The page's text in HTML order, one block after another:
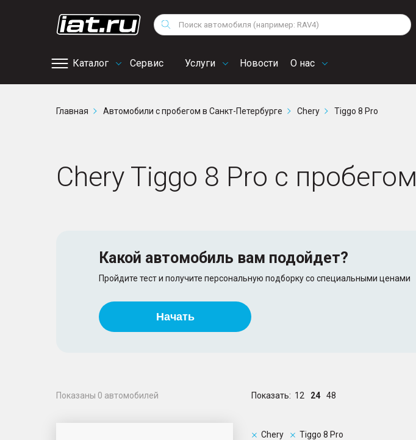
Поиск
Каталог Сервис
сервис
Услуги Новости О нас
Снегоходы
Квадроциклы
Volkswagen
Mitsubishi
Audi
Chevrolet
Главная Автомобили с пробегом в Санкт-Петербурге Chery Tiggo 8 Pro
Chery Tiggo 8 Pro с пробегом
Какой автомобиль вам подойдет?
Пройдите тест и получите персональную подборку со специальными ценами
Начать
Показаны 0 автомобилей Показать: 12 24 48
Chery Tiggo 8 Pro